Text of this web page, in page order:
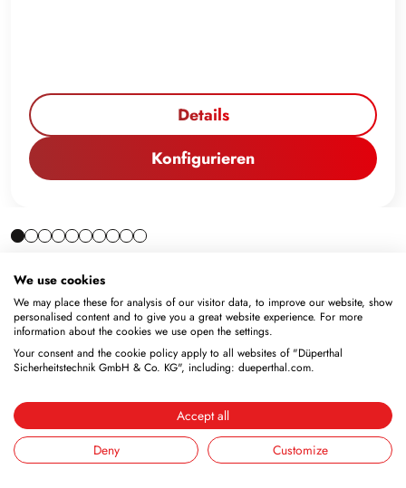
Details
Konfigurieren
Newsletter
Abonnieren Sie den kostenlosen Newsletter und
We use cookies
We may place these for analysis of our visitor data, to improve our website, show
personalised content and to give you a great website experience. For more
information about the cookies we use open the settings.
Your consent and the cookie policy apply to all websites of "Düperthal
Sicherheitstechnik GmbH & Co. KG", including: dueperthal.com.
Accept all
Deny
Customize